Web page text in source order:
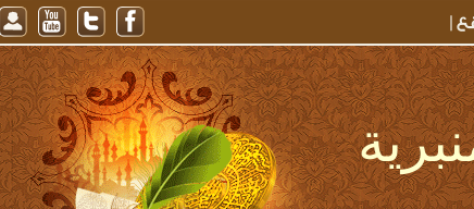
خطبة: بعض أضرار سهر الليل ونوم النهار، للشيخ عبيد الطوياوي=> عبيد بن ۞